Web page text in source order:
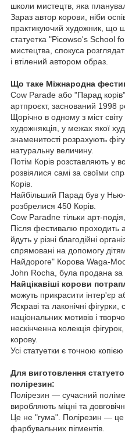
школи мистецтв, яка
Зараз автор корови, ніби
практикуючий художник, що
статуетка "Picowso's School
мистецтва, спокуса
і втілений автором образ.
Що таке Міжнародна
Cow Parade або "Парад
артпроєкт, заснований 1998
Щорічно в одному з міст
художнякція, у межах якої
знаменитості розрахують
натуральну величину.
Потім Корів розставляють у
розвіялися самі за своїми
Корів.
Найбільший Парад був у
розбрелися 450 Корів.
Cow Paradne тільки арт-
Після фестивалю проходить
йдуть у різні благодійні
спрямовані на допомогу дітям
Найдороге" Корова Waga-
John Rocha, була продана за
Найцікавіші корови
можуть прикрасити інтер'єр
Яскраві та лаконічні фігурки,
національних мотивів і
нескінченна колекція
корову.
Усі статуетки є точною
Для виготовлення
полірезин:
Полірезин — сучасний
виробляють міцні та
Це не "гума". Полірезин — це
фарбувальних пігментів.